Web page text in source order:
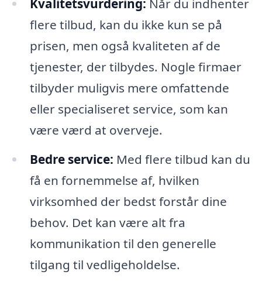
Kvalitetsvurdering: Når du indhenter
flere tilbud, kan du ikke kun se på
prisen, men også kvaliteten af de
tjenester, der tilbydes. Nogle firmaer
tilbyder muligvis mere omfattende
eller specialiseret service, som kan
være værd at overveje.
Bedre service: Med flere tilbud kan du
få en fornemmelse af, hvilken
virksomhed der bedst forstår dine
behov. Det kan være alt fra
kommunikation til den generelle
tilgang til vedligeholdelse.